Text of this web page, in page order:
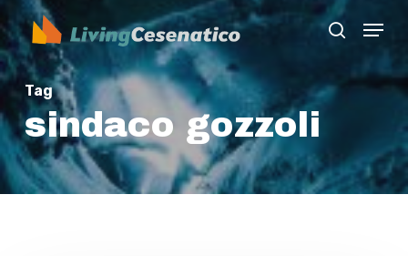
Skip
to
main
content
search
Menu
Tag
sindaco gozzoli
Close
Menu